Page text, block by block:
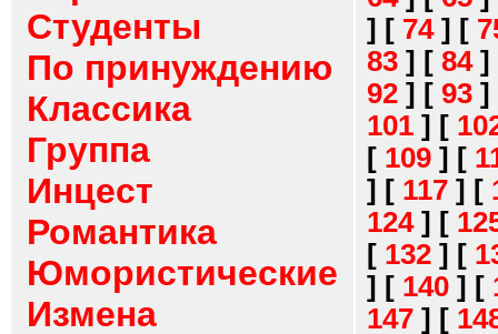
Студенты
По принуждению
Классика
Группа
Инцест
Романтика
Юмористические
Измена
] [ 74] [
83 ] [ 84]
92 ] [ 93 ]
101 ] [
[ 109 ] [
] [ 117 ] [
124] [
[ 132 ] [
] [ 140 ] [
147 ] [